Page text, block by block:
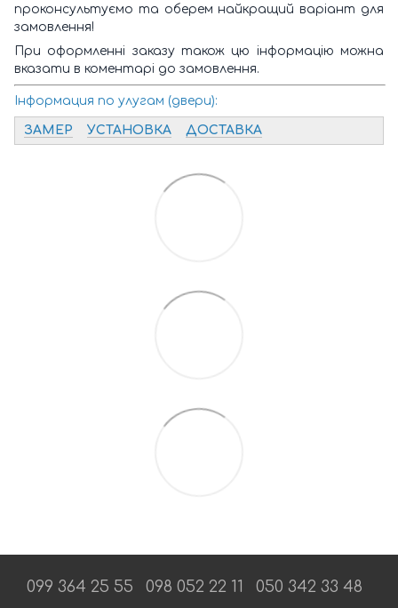
проконсультуємо та оберем найкращий варіант для
замовлення!
При оформленні заказу також цю інформацію можна
вказати в коментарі до замовлення.
Інформация по улугам (двери):
ЗАМЕР УСТАНОВКА ДОСТАВКА
099 364 25 55 098 052 22 11 050 342 33 48